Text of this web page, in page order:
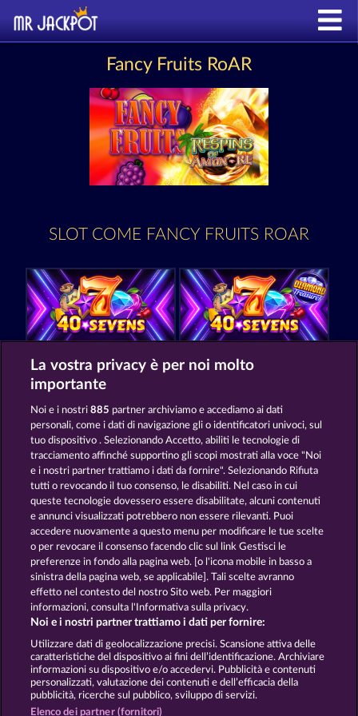
Fancy Fruits RoAR
SLOT COME FANCY FRUITS ROAR
40 Sevens 40 Sevens Diamond Treasures
Back to the Fruits 7 Supernova Fruits New Limits
Termini e condizioni
Informativa sulla privacy e cookies
Note legali Società FAQ
Invia richiesta di recesso
La vostra privacy è per noi molto
importante
Noi e i nostri885 partner archiviamo e accediamo ai dati
personali, come i dati di navigazione gli o identificatori univoci, sul
tuo dispositivo . Selezionando Accetto, abiliti le tecnologie di
tracciamento affinché supportino gli scopi mostrati alla voce "Noi
e i nostri partner trattiamo i dati da fornire". Selezionando Rifiuta
tutti o revocando il tuo consenso, le disabiliti. Nel caso in cui
queste tecnologie dovessero essere disabilitate, alcuni contenuti
e annunci visualizzati potrebbero non essere rilevanti. Puoi
accedere nuovamente a questo menu per modificare le tue scelte
o per revocare il consenso facendo clic sul link Gestisci le
preferenze in fondo alla pagina web. [o l'icona mobile in basso a
sinistra della pagina web, se applicabile]. Tali scelte avranno
effetto nel contesto del nostro Sito web. Per maggiori
informazioni, consulta l'Informativa sulla privacy.
Noi e i nostri partner trattiamo i dati per fornire:
Utilizzare dati di geolocalizzazione precisi. Scansione attiva delle
caratteristiche del dispositivo ai fini dell’identificazione. Archiviare
informazioni su dispositivo e/o accedervi. Pubblicità e contenuti
personalizzati, valutazione dei contenuti e dell’efficacia della
pubblicità, ricerche sul pubblico, sviluppo di servizi.
Elenco dei partner (fornitori)